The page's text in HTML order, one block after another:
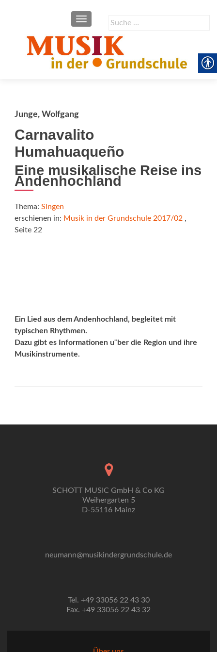
Suche
SCHALTE NAVIGATION
Junge, Wolfgang
Carnavalito
Humahuaqueño
Eine musikalische Reise ins
Andenhochland
Thema: Singen
erschienen in: Musik in der Grundschule 2017/02 ,
Seite 22
Ein Lied aus dem Andenhochland, begleitet mit
typischen Rhythmen.
Dazu gibt es Informationen u¨ber die Region und ihre
Musikinstrumente.
SCHOTT MUSIC GmbH & Co KG
Weihergarten 5
D-55116 Mainz
neumann@musikindergrundschule.de
Tel. +49 33056 22 43 30
Fax. +49 33056 22 43 32